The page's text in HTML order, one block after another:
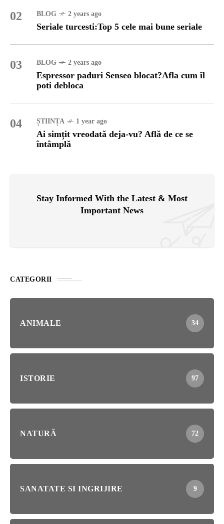
02 BLOG 2 years ago
Seriale turcesti:Top 5 cele mai bune seriale
03 BLOG 2 years ago
Espressor paduri Senseo blocat?Afla cum îl
poti debloca
04 ȘTIINȚA 1 year ago
Ai simțit vreodată deja-vu? Află de ce se
întâmplă
Stay Informed With the Latest & Most
Important News
CATEGORII
ANIMALE 34
ISTORIE 97
NATURĂ 72
SANATATE SI INGRIJIRE 9